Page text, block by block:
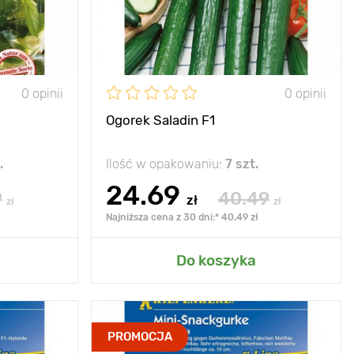
0 opinii
zł
słońce,
0 opinii
Ogorek Saladin F1
Ilość w opakowaniu: 7 szt.
24.69 zł 40.49 zł
Najniższa cena z 30 dni:* 40.49 zł
Do koszyka
Stanowisko słońce
Dodaj do mojego ogrodu
PROMOCJA
Zalety